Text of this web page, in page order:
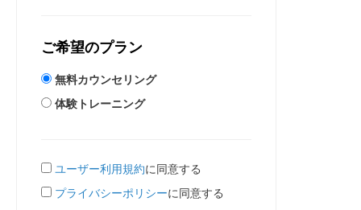
ご希望のプラン
無料カウンセリング
体験トレーニング
ユーザー利用規約に同意する
プライバシーポリシーに同意する